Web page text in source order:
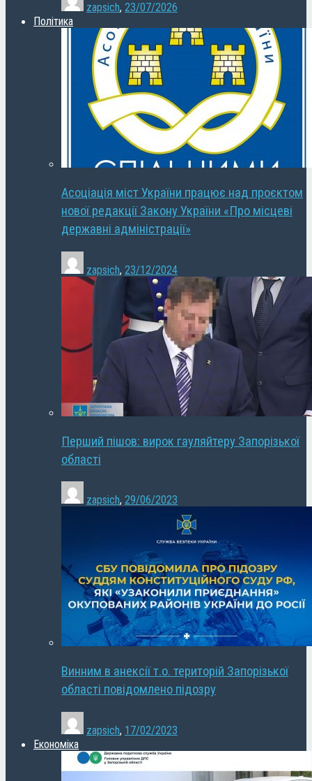
zapsich, 23/07/2026
Політика
Асоціація міст України працює над проєктом
нової редакції Закону України «Про місцеві
державні адміністрації»
zapsich, 23/12/2024
Перший пішов: вирок гауляйтеру Запорізької
області
zapsich, 29/06/2023
Винним в анексії т.о. територій Запорізької
області повідомлено підозру
zapsich, 17/02/2023
Економіка